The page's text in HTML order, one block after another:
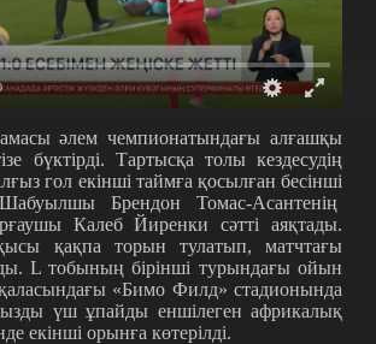
әлем чемпионатындағы алғашқы
бүктірді. Тартысқа толы кездесудің
гол екінші таймға қосылған бесінші
Брендон Томас-Асантенің
Калеб Йиренки сәтті аяқтады.
қақпа торын тулатып, матчтағы
L тобының бірінші турындағы ойын
«Бимо Филд»стадионында
үш ұпайды еншілеген африкалық
екінші орынға көтерілді.